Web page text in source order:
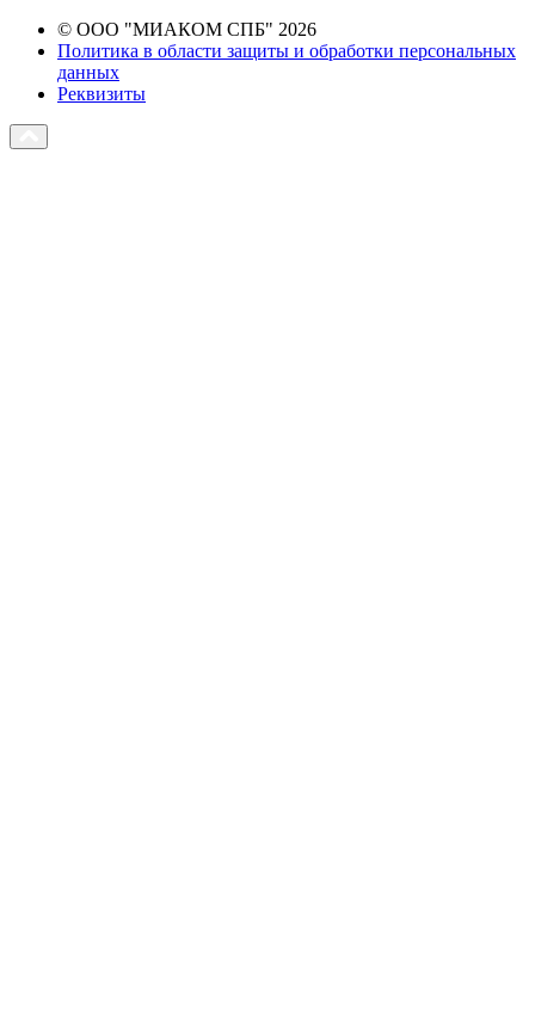
© ООО "МИАКОМ СПБ" 2026
Политика в области защиты и обработки персональных
данных
Реквизиты